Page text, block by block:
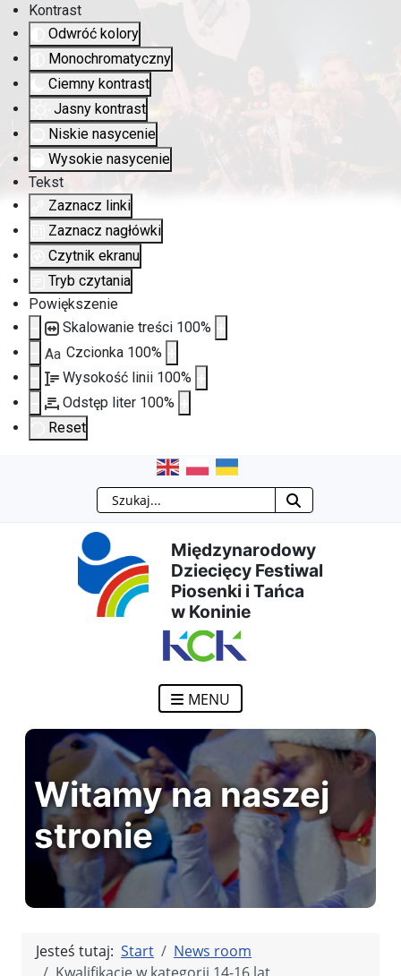
Kontrast
Odwróć kolory
Monochromatyczny
Ciemny kontrast
Jasny kontrast
Niskie nasycenie
Wysokie nasycenie
Tekst
Zaznacz linki
Zaznacz nagłówki
Czytnik ekranu
Tryb czytania
Powiększenie
Skalowanie treści 100%
Aa Czcionka 100%
Wysokość linii 100%
Odstęp liter 100%
Reset
Przejdź
treści
głównej
Przejdź
menu
nawigacyjnego
Przejdź
wyszukiwarki
Przejdź
mapy
strony
Szukaj
Międzynarodowy
Dziecięcy Festiwal
Piosenki i Tańca
w Koninie
MENU
Witamy na naszej
stronie
Jesteś tutaj: Start
News room